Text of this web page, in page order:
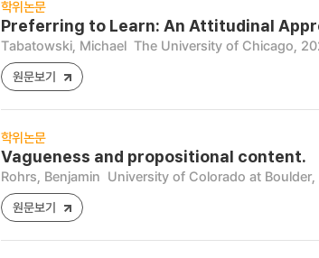
학위논문
Preferring to Learn: An Attitudinal
Tabatowski, Michael The University of Chicago,
원문보기
학위논문
Vagueness and propositional content.
Rohrs, Benjamin University of Colorado at Boulder,
원문보기